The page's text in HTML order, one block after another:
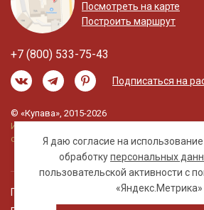
Я даю согласие на
обработкуперсональных
пользовательской активности с
«Яндекс.Метрика»
Посмотреть на карте
Построить маршрут
+7 (800) 533-75-43
Подписаться на
© «Купава», 2015-2026
Информация на сайте не является публичной
офертой.
Правовая информация